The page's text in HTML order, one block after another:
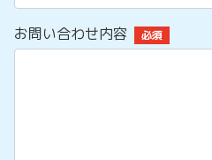
お問い合わせ内容 必須